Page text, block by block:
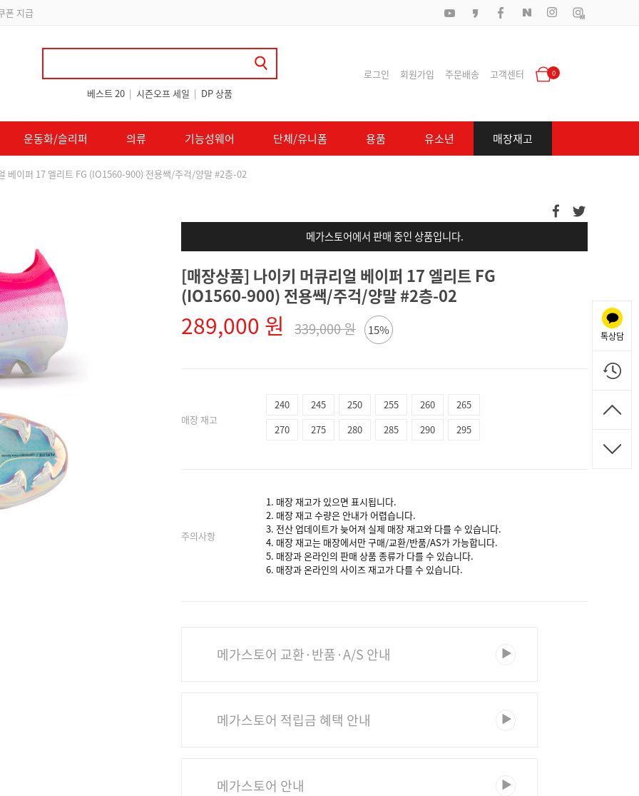
폰 지급
베스트 20 | 시즌오프 세일 | DP 상품
로그인 회원가입 주문배송 고객센터 0
운동화/슬리퍼 의류 기능성웨어 단체/유니폼 용품 유소년 매장재고
이퍼 17 엘리트 FG (IO1560-900) 전용쌕/주걱/양말 #2층-02
메가스토어에서 판매 중인 상품입니다.
[매장상품] 나이키 머큐리얼 베이퍼 17 엘리트 FG
(IO1560-900) 전용쌕/주걱/양말 #2층-02
289,000 원 339,000 원 15%
매장 재고
240 245 250 255 260
265
270
275 280 285 290 295
주의사항
1. 매장 재고가 있으면 표시됩니다.
2. 매장 재고 수량은 안내가 어렵습니다.
3. 전산 업데이트가 늦어져 실제 매장 재고와 다를 수 있습니다.
4. 매장 재고는 매장에서만 구매/교환/반품/AS가 가능합니다.
5. 매장과 온라인의 판매 상품 종류가 다를 수 있습니다.
6. 매장과 온라인의 사이즈 재고가 다를 수 있습니다.
메가스토어 교환·반품·A/S 안내 ▶
메가스토어 적립금 혜택 안내 ▶
메가스토어 안내 ▶
톡상담